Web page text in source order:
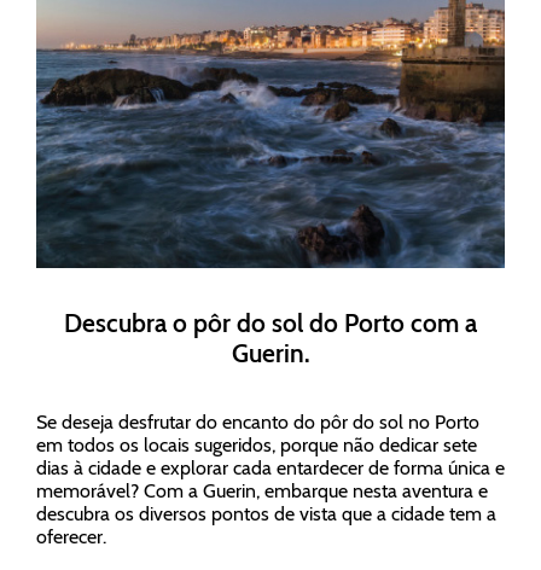
Descubra o pôr do sol do Porto com a
Guerin.
Se deseja desfrutar do encanto do pôr do sol no Porto
em todos os locais sugeridos, porque não dedicar sete
dias à cidade e explorar cada entardecer de forma única e
memorável? Com a Guerin, embarque nesta aventura e
descubra os diversos pontos de vista que a cidade tem a
oferecer.